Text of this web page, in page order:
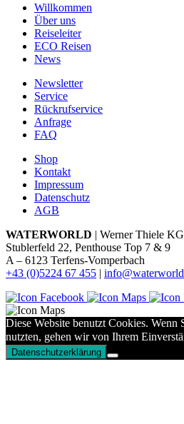
Willkommen
Über uns
Reiseleiter
ECO Reisen
News
Newsletter
Service
Rückrufservice
Anfrage
FAQ
Shop
Kontakt
Impressum
Datenschutz
AGB
WATERWORLD | Werner Thiele KG
Stublerfeld 22, Penthouse Top 7 & 9
A – 6123 Terfens-Vomperbach
+43 (0)5224 67 455 |
Diese Website benutzt Cookies. Wenn
nutzten, gehen wir von Ihrem
Datenschutzerklärung